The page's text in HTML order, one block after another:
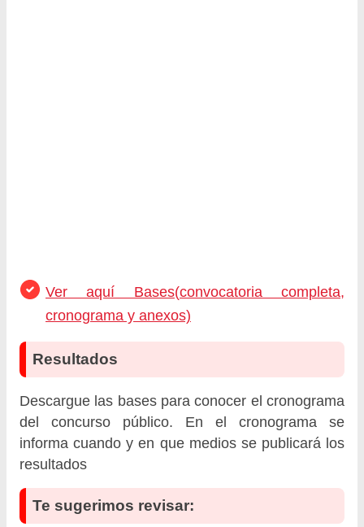
Ver aquí Bases(convocatoria completa,
cronograma y anexos)
Resultados
Descargue las bases para conocer el cronograma
del concurso público. En el cronograma se
informa cuando y en que medios se publicará los
resultados
Te sugerimos revisar: